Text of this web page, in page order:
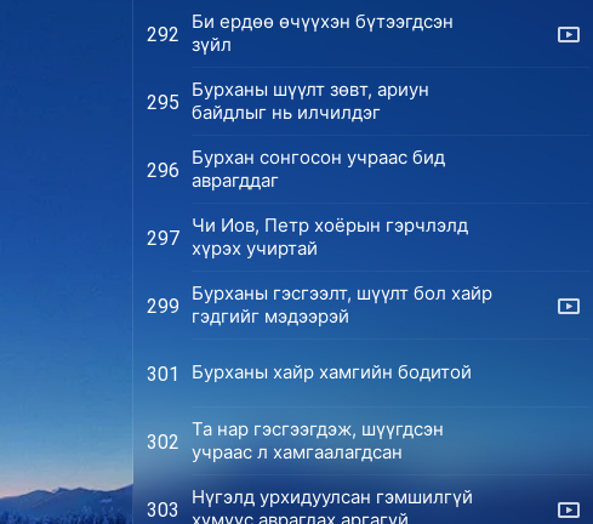
292
Би ердөө өчүүхэн бүтээгдсэн
зүйл
295
Бурханы шүүлт зөвт, ариун
байдлыг нь илчилдэг
296
Бурхан сонгосон учраас бид
аврагддаг
297
Чи Иов, Петр хоёрын гэрчлэлд
хүрэх учиртай
299
Бурханы гэсгээлт, шүүлт бол хайр
гэдгийг мэдээрэй
301 Бурханы хайр хамгийн бодитой
302
Та нар гэсгээгдэж, шүүгдсэн
учраас л хамгаалагдсан
303
Нүгэлд урхидуулсан гэмшилгүй